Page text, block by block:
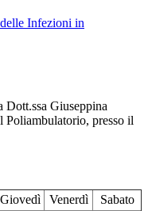
Infezioni in
Dott.ssa Giuseppina
Poliambulatorio, presso il
Giovedì Venerdì
Sabato